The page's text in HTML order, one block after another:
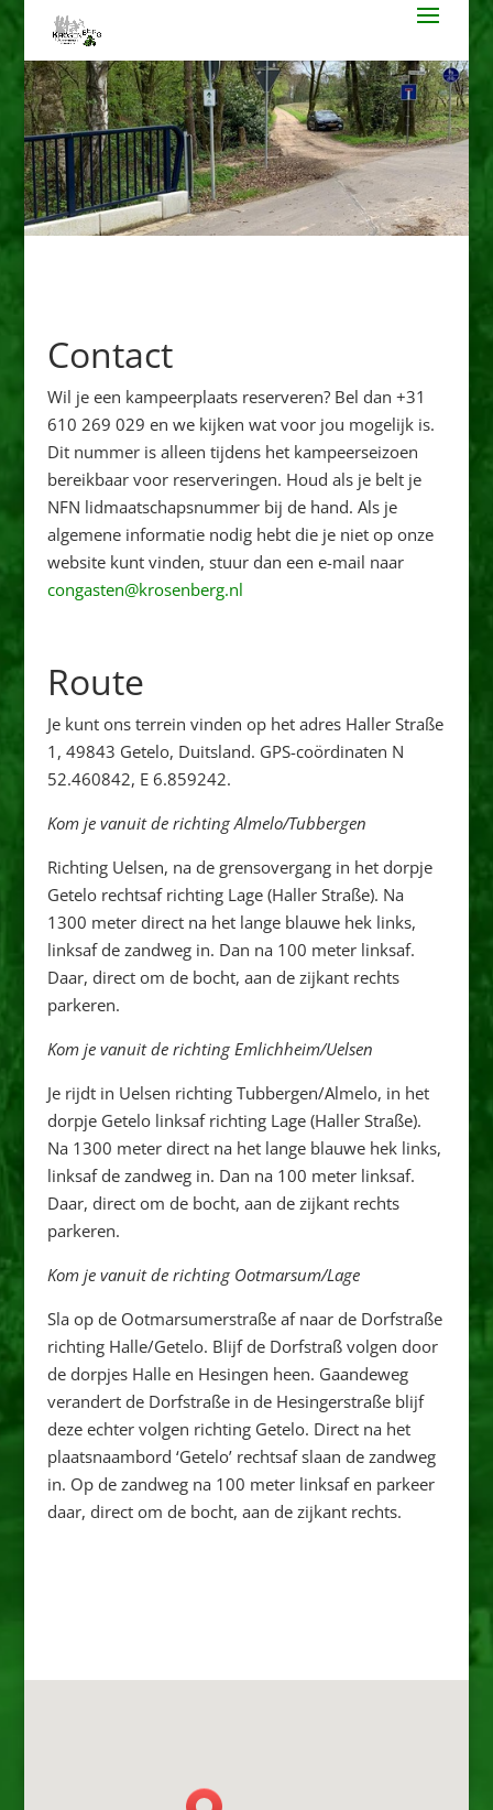
Contact
Wil je een kampeerplaats reserveren? Bel dan +31
610 269 029 en we kijken wat voor jou mogelijk is.
Dit nummer is alleen tijdens het kampeerseizoen
bereikbaar voor reserveringen. Houd als je belt je
NFN lidmaatschapsnummer bij de hand. Als je
algemene informatie nodig hebt die je niet op onze
website kunt vinden, stuur dan een e-mail naar
congasten@krosenberg.nl
Route
Je kunt ons terrein vinden op het adres Haller Straße
1, 49843 Getelo, Duitsland. GPS-coördinaten N
52.460842, E 6.859242.
Kom je vanuit de richting Almelo/Tubbergen
Richting Uelsen, na de grensovergang in het dorpje
Getelo rechtsaf richting Lage (Haller Straße). Na
1300 meter direct na het lange blauwe hek links,
linksaf de zandweg in. Dan na 100 meter linksaf.
Daar, direct om de bocht, aan de zijkant rechts
parkeren.
Kom je vanuit de richting Emlichheim/Uelsen
Je rijdt in Uelsen richting Tubbergen/Almelo, in het
dorpje Getelo linksaf richting Lage (Haller Straße).
Na 1300 meter direct na het lange blauwe hek links,
linksaf de zandweg in. Dan na 100 meter linksaf.
Daar, direct om de bocht, aan de zijkant rechts
parkeren.
Kom je vanuit de richting Ootmarsum/Lage
Sla op de Ootmarsumerstraße af naar de Dorfstraße
richting Halle/Getelo. Blijf de Dorfstraß volgen door
de dorpjes Halle en Hesingen heen. Gaandeweg
verandert de Dorfstraße in de Hesingerstraße blijf
deze echter volgen richting Getelo. Direct na het
plaatsnaambord ‘Getelo’ rechtsaf slaan de zandweg
in. Op de zandweg na 100 meter linksaf en parkeer
daar, direct om de bocht, aan de zijkant rechts.